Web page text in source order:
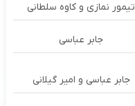
تیمور نمازی و کاوه سلطانی
جابر عباسی
جابر عباسی و امیر گیلانی